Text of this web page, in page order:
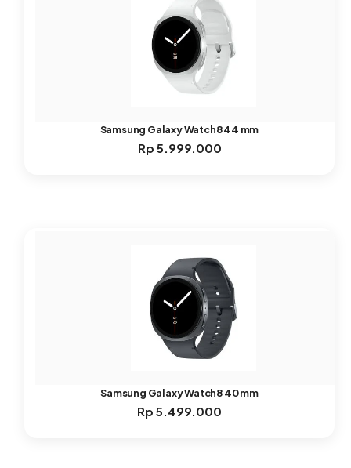
Samsung Galaxy Watch8 44 mm
Rp 5.999.000
Samsung Galaxy Watch8 40 mm
Rp 5.499.000